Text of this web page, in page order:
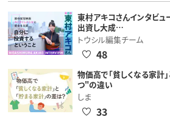
東村アキコさんインタビ
出資し大成…
トウシル編集チーム
48
物価高で「貧しくなる家計
つ"の違い
しま
33